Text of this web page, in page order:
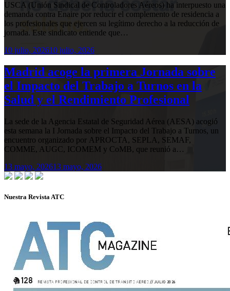
USCA (Unión Sindical de Controladores Aéreos) ha interpuesto una
demanda contra Enaire por reducir el complemento de residencia a
los profesionales que ejercen su legítimo derecho a la reducción de
jornada. Este sindicato entiende que…
10 julio, 202610 julio, 2026
Madrid acoge la primera Jornada sobre
el Impacto del Trabajo a Turnos en la
Salud y el Rendimiento Profesional
La sede de la Agencia Estatal de Seguridad Aérea (AESA) acogió
esta semana la I Jornada sobre el Impacto del Trabajo a Turnos, un
encuentro organizado por APROCTA, SEPLA, SEMAF,
COMME, AUGC, ICOMEM y CoMB, que reunió a…
13 mayo, 202613 mayo, 2026
Nuestra Revista ATC